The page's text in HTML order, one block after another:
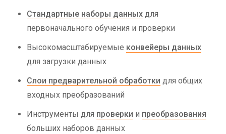
Стандартные наборы данных для
первоначального обучения и проверки
Высокомасштабируемые конвейеры данных
для загрузки данных
Слои предварительной обработки для общих
входных преобразований
Инструменты для проверки и преобразования
больших наборов данных